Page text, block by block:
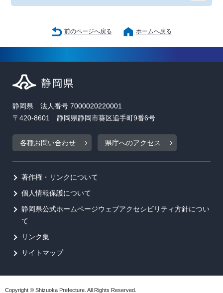
前のページへ戻る ホームへ戻る
静岡県 法人番号 7000020220001
〒420-8601 静岡県静岡市葵区追手町9番6号
各種お問い合わせ 県庁へのアクセス
著作権・リンクについて
個人情報保護について
静岡県公式ホームページウェブアクセシビリティ方針につい
て
リンク集
サイトマップ
Copyright © Shizuoka Prefecture. All Rights Reserved.